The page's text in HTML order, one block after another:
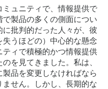
ュニティで、情報提供で
製品の多くの側面につい
批判的だった人々が、彼
うほどの）中心的な懸念
ィで積極的かつ情報提供
を見てきました。私は、
品を変更しなければなら
せん。しかし、長期的な